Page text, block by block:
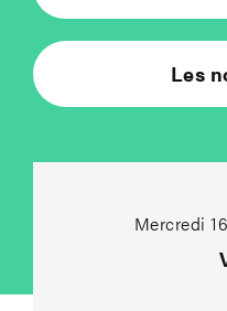
Les
Mercredi